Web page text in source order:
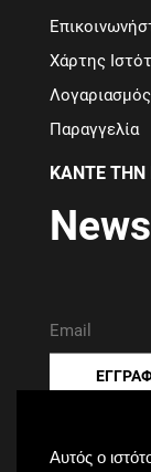
Αυτός ο
Χάρτης
Λογαριασμός
Παραγγελία
ΚΑΝΤΕ ΤΗΝ